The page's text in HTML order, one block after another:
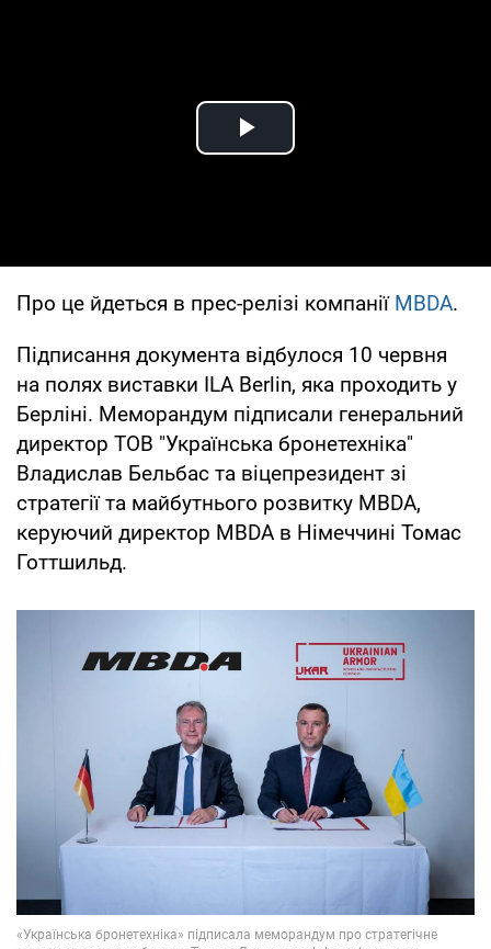
Play Video
Про це йдеться в прес-релізі компанії MBDA.
Підписання документа відбулося 10 червня
на полях виставки ILA Berlin, яка проходить у
Берліні. Меморандум підписали генеральний
директор ТОВ "Українська бронетехніка"
Владислав Бельбас та віцепрезидент зі
стратегії та майбутнього розвитку MBDA,
керуючий директор MBDA в Німеччині Томас
Готтшильд.